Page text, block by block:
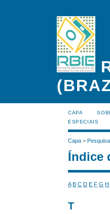
CAPA
ESPECIAIS
Capa >Pesquisa
Índice
A B C D E F G H
T